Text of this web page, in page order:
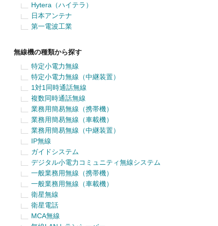
Hytera（ハイテラ）
日本アンテナ
第一電波工業
無線機の種類から探す
特定小電力無線
特定小電力無線（中継装置）
1対1同時通話無線
複数同時通話無線
業務用簡易無線（携帯機）
業務用簡易無線（車載機）
業務用簡易無線（中継装置）
IP無線
ガイドシステム
デジタル小電力コミュニティ無線システム
一般業務用無線（携帯機）
一般業務用無線（車載機）
衛星無線
衛星電話
MCA無線